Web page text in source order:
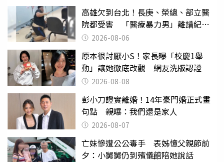
高雄欠到台北！長庚、榮總、部立醫
院都受害 「醫療暴力男」離譜紀錄
曝光2026-08-06
原本很討厭小S！家長曝「校慶1舉
動」讓她徹底改觀 網友洗版認證
2026-08-08
彭小刀證實離婚！14年豪門婚正式畫
句點 親曝：我們還是家人
2026-08-07
亡妹慘遭公公毒手 表姊憶父親節前
夕：小舅舅仍到殯儀館陪她說話